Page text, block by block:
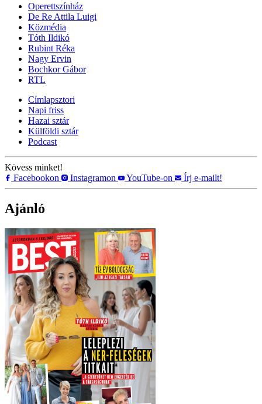
Operettszínház
De Re Attila Luigi
Közmédia
Tóth Ildikó
Rubint Réka
Nagy Ervin
Bochkor Gábor
RTL
Címlapsztori
Napi friss
Hazai sztár
Külföldi sztár
Podcast
Kövess minket!
Facebookon
Instagramon YouTube-on Írj e-mailt!
Ajánló